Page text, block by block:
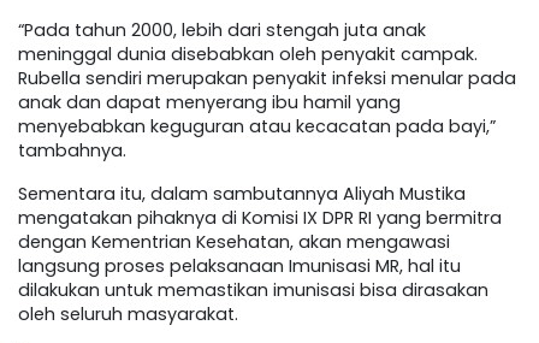
“Pada tahun 2000, lebih dari stengah juta anak
meninggal dunia disebabkan oleh penyakit campak.
Rubella sendiri merupakan penyakit infeksi menular pada
anak dan dapat menyerang ibu hamil yang
menyebabkan keguguran atau kecacatan pada bayi,”
tambahnya.
Sementara itu, dalam sambutannya Aliyah Mustika
mengatakan pihaknya di Komisi IX DPR RI yang bermitra
dengan Kementrian Kesehatan, akan mengawasi
langsung proses pelaksanaan Imunisasi MR, hal itu
dilakukan untuk memastikan imunisasi bisa dirasakan
oleh seluruh masyarakat.